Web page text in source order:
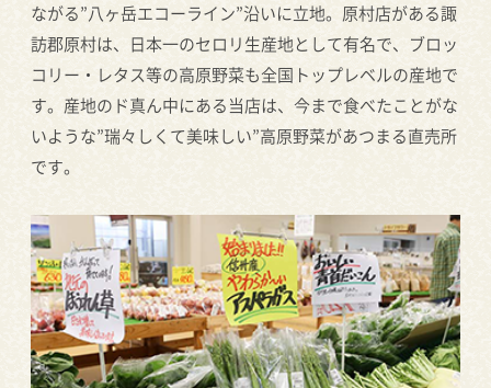
ながる”八ヶ岳エコーライン”沿いに立地。原村店がある諏
訪郡原村は、日本一のセロリ生産地として有名で、ブロッ
コリー・レタス等の高原野菜も全国トップレベルの産地で
す。産地のド真ん中にある当店は、今まで食べたことがな
いような”瑞々しくて美味しい”高原野菜があつまる直売所
です。